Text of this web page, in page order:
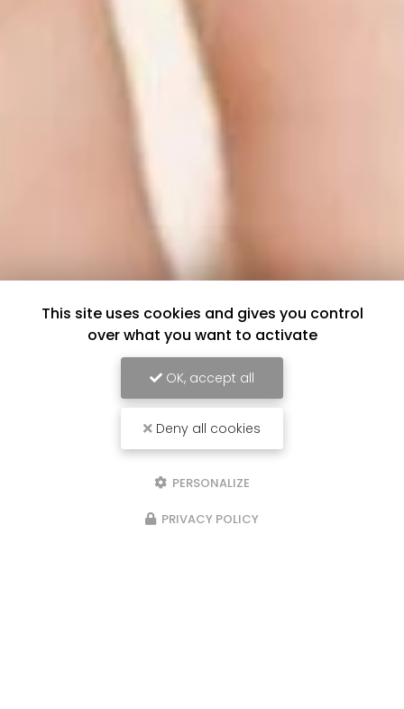
This site uses cookies and gives you control
over what you want to activate
OK, accept all
Deny all cookies
PERSONALIZE
PRIVACY POLICY